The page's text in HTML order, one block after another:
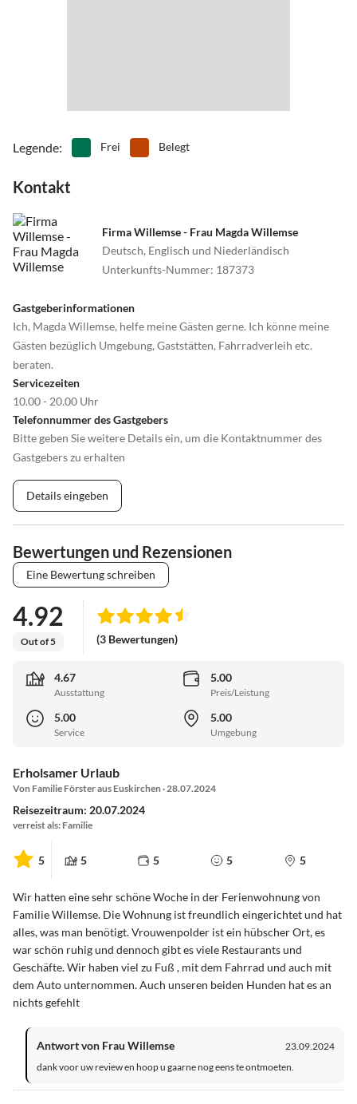
Legende: Frei Belegt
Kontakt
Firma Willemse - Frau Magda Willemse
Deutsch, Englisch und Niederländisch
Unterkunfts-Nummer: 187373
Gastgeberinformationen
Ich, Magda Willemse, helfe meine Gästen gerne. Ich könne meine
Gästen bezüglich Umgebung, Gaststätten, Fahrradverleih etc.
beraten.
Servicezeiten
10.00 - 20.00 Uhr
Telefonnummer des Gastgebers
Bitte geben Sie weitere Details ein, um die Kontaktnummer des
Gastgebers zu erhalten
Details eingeben
Bewertungen und Rezensionen
Eine Bewertung schreiben
4.92
Out of 5 (3 Bewertungen)
4.67
Ausstattung
5.00
Preis/Leistung
5.00
Service
5.00
Umgebung
Erholsamer Urlaub
Von Familie Förster aus Euskirchen · 28.07.2024
Reisezeitraum: 20.07.2024
verreist als: Familie
5 5 5 5 5
Wir hatten eine sehr schöne Woche in der Ferienwohnung von
Familie Willemse. Die Wohnung ist freundlich eingerichtet und hat
alles, was man benötigt. Vrouwenpolder ist ein hübscher Ort, es
war schön ruhig und dennoch gibt es viele Restaurants und
Geschäfte. Wir haben viel zu Fuß , mit dem Fahrrad und auch mit
dem Auto unternommen. Auch unseren beiden Hunden hat es an
nichts gefehlt
Antwort von Frau Willemse
23.09.2024
dank voor uw review en hoop u gaarne nog eens te ontmoeten.